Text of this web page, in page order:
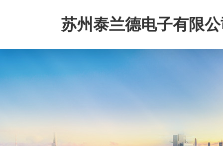
苏州泰兰德电子有限